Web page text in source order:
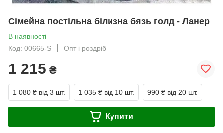
Сімейна постільна білизна бязь голд - Ланер
В наявності
Код: 00665-S
Опт і роздріб
1 215 ₴
1 080 ₴ від 3 шт. 1 035 ₴ від 10 шт. 990 ₴ від 20 шт.
Купити